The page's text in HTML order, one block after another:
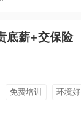
底薪+交保险
免费培训
环境好